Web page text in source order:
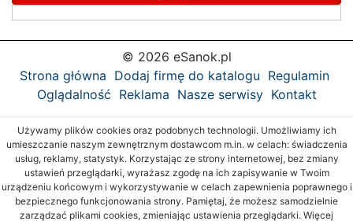
© 2026 eSanok.pl
Strona główna Dodaj firmę do katalogu Regulamin
Oglądalność Reklama Nasze serwisy Kontakt
Używamy plików cookies oraz podobnych technologii. Umożliwiamy ich
umieszczanie naszym zewnętrznym dostawcom m.in. w celach: świadczenia
usług, reklamy, statystyk. Korzystając ze strony internetowej, bez zmiany
ustawień przeglądarki, wyrażasz zgodę na ich zapisywanie w Twoim
urządzeniu końcowym i wykorzystywanie w celach zapewnienia poprawnego i
bezpiecznego funkcjonowania strony. Pamiętaj, że możesz samodzielnie
zarządzać plikami cookies, zmieniając ustawienia przeglądarki. Więcej